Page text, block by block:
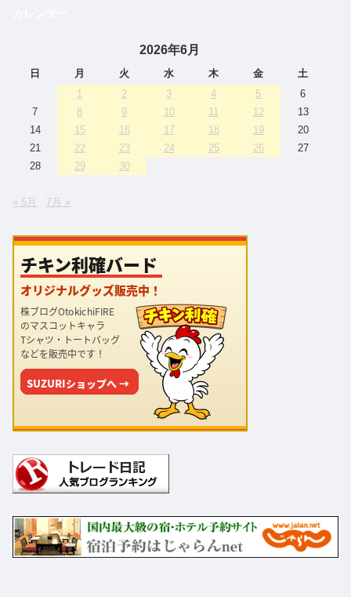
2026年6月
日 月 火 水 木 金
土
1
2 3 4 5
6
7
8 9 10 11 12
13
14
15 16 17 18 19
20
21
22 23 24 25 26
27
28
29 30
« 5月 7月 »